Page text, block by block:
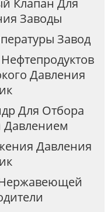
Клапан Для
Заводы
Завод
Давления
Для Отбора
Давления